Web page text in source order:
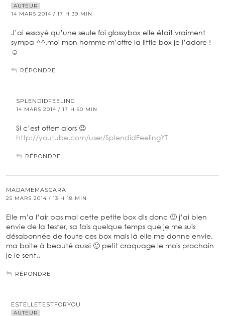
AUTEUR
14 MARS 2014 / 17 H 39 MIN
J’ai essayé qu’une seule foi glossybox elle était vraiment
sympa ^^.moi mon homme m’offre la little box je l’adore !
☺️
RÉPONDRE
SPLENDIDFEELING
14 MARS 2014 / 17 H 50 MIN
Si c’est offert alors 😉
http://youtube.com/user/SplendidFeelingYT
RÉPONDRE
MADAMEMASCARA
25 MARS 2014 / 13 H 18 MIN
Elle m’a l’air pas mal cette petite box dis donc 🙂 j’ai bien
envie de la tester, sa fais quelque temps que je me suis
désabonnée de toute ces box mais là elle me donne envie,
ma boite à beauté aussi 🙂 petit craquage le mois prochain
je le sent..
RÉPONDRE
ESTELLETESTFORYOU
AUTEUR